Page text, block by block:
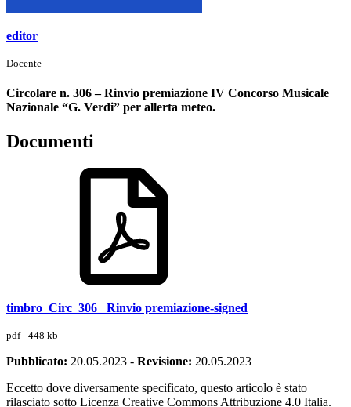
editor
Docente
Circolare n. 306 – Rinvio premiazione IV Concorso Musicale
Nazionale “G. Verdi” per allerta meteo.
Documenti
timbro_Circ_306 _Rinvio premiazione-signed
pdf - 448 kb
Pubblicato: 20.05.2023 - Revisione: 20.05.2023
Eccetto dove diversamente specificato, questo articolo è stato
rilasciato sotto Licenza Creative Commons Attribuzione 4.0 Italia.